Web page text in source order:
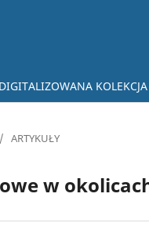
KOLEKCJA
/ ARTYKUŁY
w okolicach